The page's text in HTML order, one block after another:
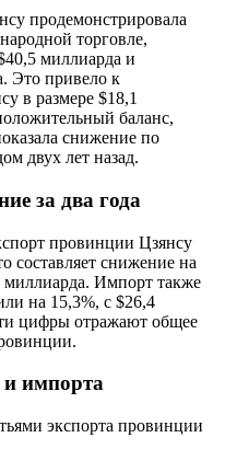
продемонстрировала
торговле,
миллиарда и
Это привело к
в размере $18,1
баланс,
снижение по
двух лет назад.
за два года
провинции Цзянсу
составляет снижение на
миллиарда. Импорт также
на 15,3%, с $26,4
цифры отражают общее
и импорта
экспорта провинции